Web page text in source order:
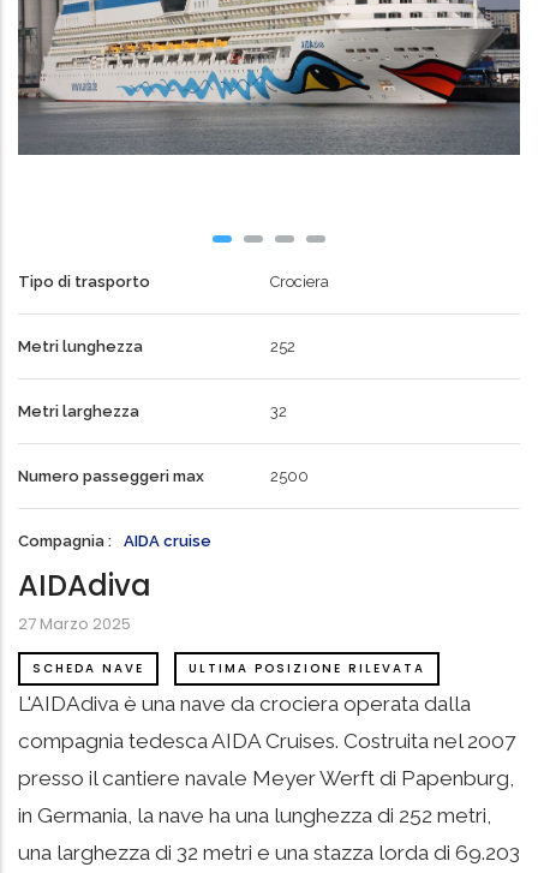
Tipo di trasporto Crociera
Metri lunghezza 252
Metri larghezza 32
Numero passeggeri max 2500
Compagnia AIDA cruise
AIDAdiva
27 Marzo 2025
SCHEDA NAVE ULTIMA POSIZIONE RILEVATA
L'AIDAdiva è una nave da crociera operata dalla
compagnia tedesca AIDA Cruises. Costruita nel 2007
presso il cantiere navale Meyer Werft di Papenburg,
in Germania, la nave ha una lunghezza di 252 metri,
una larghezza di 32 metri e una stazza lorda di 69.203